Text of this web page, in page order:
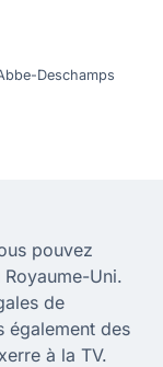
Deschamps
pouvez
Uni.
de
également des
à la TV.